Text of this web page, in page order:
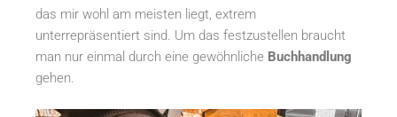
das mir wohl am meisten liegt, extrem
unterrepräsentiert sind. Um das festzustellen braucht
man nur einmal durch eine gewöhnliche Buchhandlung
gehen.